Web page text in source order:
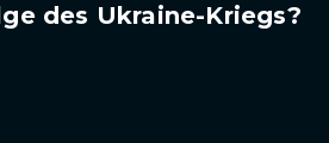
des Ukraine-Kriegs?